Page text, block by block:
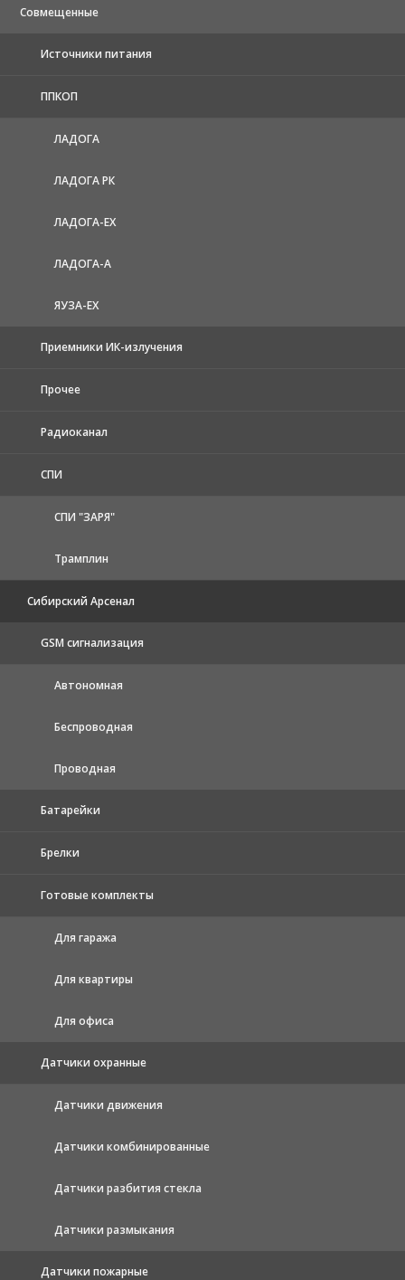
Совмещенные
Источники питания
ППКОП
ЛАДОГА
ЛАДОГА РК
ЛАДОГА-EX
ЛАДОГА-А
ЯУЗА-ЕХ
Приемники ИК-излучения
Прочее
Радиоканал
СПИ
СПИ "ЗАРЯ"
Трамплин
Сибирский Арсенал
GSM сигнализация
Автономная
Беспроводная
Проводная
Батарейки
Брелки
Готовые комплекты
Для гаража
Для квартиры
Для офиса
Датчики охранные
Датчики движения
Датчики комбинированные
Датчики разбития стекла
Датчики размыкания
Датчики пожарные